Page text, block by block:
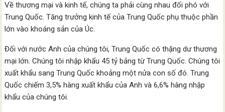
Về thương mại và kinh tế, chúng ta phải cùng nhau đối phó với
Trung Quốc. Tăng trưởng kinh tế của Trung Quốc phụ thuộc phần
lớn vào khoáng sản của Úc.
Đối với nước Anh của chúng tôi, Trung Quốc có thặng dư thương
mại lớn. Chúng tôi nhập khẩu 45 tỷ bảng từ Trung Quốc. Chúng tôi
xuất khẩu sang Trung Quốc khoảng một nửa con số đó. Trung
Quốc chiếm 3,5% hàng xuất khẩu của Anh và 6,6% hàng nhập
khẩu của chúng tôi.